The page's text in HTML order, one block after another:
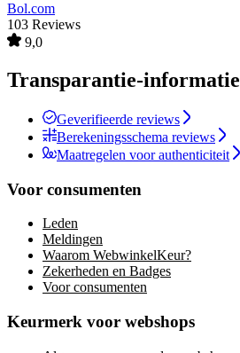
Bol.com
103 Reviews
9,0
Transparantie-informatie
Geverifieerde reviews
Berekeningsschema reviews
Maatregelen voor authenticiteit
Voor consumenten
Leden
Meldingen
Waarom WebwinkelKeur?
Zekerheden en Badges
Voor consumenten
Keurmerk voor webshops